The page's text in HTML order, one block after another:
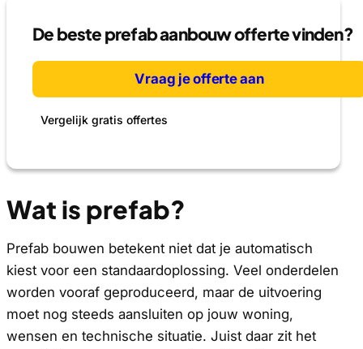
De beste prefab aanbouw offerte vinden?
Vraag je offerte aan
Vergelijk gratis offertes
Wat is prefab?
Prefab bouwen betekent niet dat je automatisch
kiest voor een standaardoplossing. Veel onderdelen
worden vooraf geproduceerd, maar de uitvoering
moet nog steeds aansluiten op jouw woning,
wensen en technische situatie. Juist daar zit het